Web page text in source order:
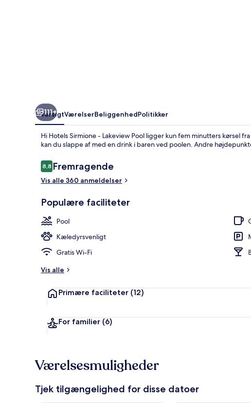
111+
OversigtVærelserBeliggenhedPolitikker
Hi Hotels Sirmione - Lakeview Pool ligger kun fem minutters kørsel
kan du slappe af med en drink i baren ved poolen. Andre
Anmeldelser
8,88,8 ud af 10.
Fremragende
Vis alle 360 anmeldelser
Populære faciliteter
Pool
Kæledyrsvenligt
Gratis Wi-Fi
Vis alle
Primære faciliteter (12)
For familier (6)
Værelsesmuligheder
Tjek tilgængelighed for disse datoer